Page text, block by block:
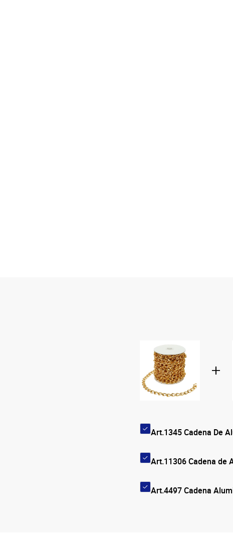
Art.1345 Cadena De
Art.11306 Cadena de
Art.4497 Cadena